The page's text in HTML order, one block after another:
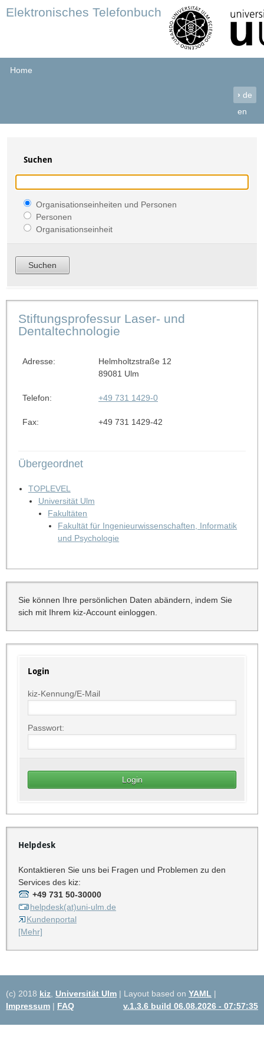
Elektronisches Telefonbuch
Home
› de
en
Suchen
Organisationseinheiten und Personen
Personen
Organisationseinheit
Stiftungsprofessur Laser- und
Dentaltechnologie
Adresse:
Helmholtzstraße 12
89081 Ulm
Telefon: +49 731 1429-0
Fax: +49 731 1429-42
Übergeordnet
TOPLEVEL
Universität Ulm
Fakultäten
Fakultät für Ingenieurwissenschaften, Informatik
und Psychologie
Sie können Ihre persönlichen Daten abändern, indem Sie
sich mit Ihrem kiz-Account einloggen.
Login
kiz-Kennung/E-Mail
Passwort:
Helpdesk
Kontaktieren Sie uns bei Fragen und Problemen zu den
Services des kiz:
+49 731 50-30000
helpdesk(at)uni-ulm.de
Kundenportal
[Mehr]
(c) 2018 kiz Universität Ulm | Layout based on YAML |
Impressum | FAQ v.1.3.6 build 06.08.2026 - 07:57:35